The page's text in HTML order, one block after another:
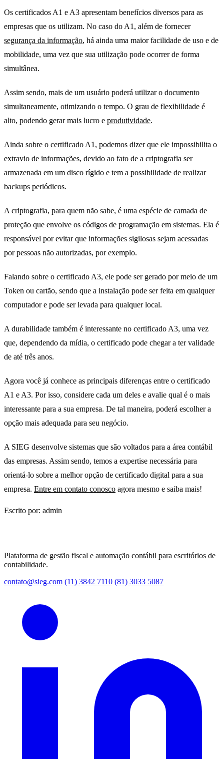
Os certificados A1 e A3 apresentam benefícios diversos para as
empresas que os utilizam. No caso do A1, além de fornecer
segurança da informação, há ainda uma maior facilidade de uso e de
mobilidade, uma vez que sua utilização pode ocorrer de forma
simultânea.
Assim sendo, mais de um usuário poderá utilizar o documento
simultaneamente, otimizando o tempo. O grau de flexibilidade é
alto, podendo gerar mais lucro e produtividade.
Ainda sobre o certificado A1, podemos dizer que ele impossibilita o
extravio de informações, devido ao fato de a criptografia ser
armazenada em um disco rígido e tem a possibilidade de realizar
backups periódicos.
A criptografia, para quem não sabe, é uma espécie de camada de
proteção que envolve os códigos de programação em sistemas. Ela é
responsável por evitar que informações sigilosas sejam acessadas
por pessoas não autorizadas, por exemplo.
Falando sobre o certificado A3, ele pode ser gerado por meio de um
Token ou cartão, sendo que a instalação pode ser feita em qualquer
computador e pode ser levada para qualquer local.
A durabilidade também é interessante no certificado A3, uma vez
que, dependendo da mídia, o certificado pode chegar a ter validade
de até três anos.
Agora você já conhece as principais diferenças entre o certificado
A1 e A3. Por isso, considere cada um deles e avalie qual é o mais
interessante para a sua empresa. De tal maneira, poderá escolher a
opção mais adequada para seu negócio.
A SIEG desenvolve sistemas que são voltados para a área contábil
das empresas. Assim sendo, temos a expertise necessária para
orientá-lo sobre a melhor opção de certificado digital para a sua
empresa. Entre em contato conosco agora mesmo e saiba mais!
Escrito por: admin
Plataforma de gestão fiscal e automação contábil para escritórios de
contabilidade.
contato@sieg.com (11) 3842 7110 (81) 3033 5087